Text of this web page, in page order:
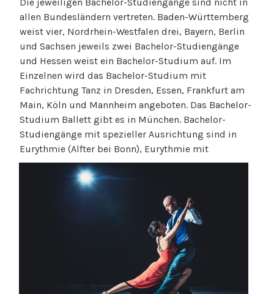
Die jeweiligen Bachelor-Studiengänge sind nicht in
allen Bundesländern vertreten. Baden-Württemberg
weist vier, Nordrhein-Westfalen drei, Bayern, Berlin
und Sachsen jeweils zwei Bachelor-Studiengänge
und Hessen weist ein Bachelor-Studium auf. Im
Einzelnen wird das Bachelor-Studium mit
Fachrichtung Tanz in Dresden, Essen, Frankfurt am
Main, Köln und Mannheim angeboten. Das Bachelor-
Studium Ballett gibt es in München. Bachelor-
Studiengänge mit spezieller Ausrichtung sind in
Eurythmie (Alfter bei Bonn), Eurythmie mit